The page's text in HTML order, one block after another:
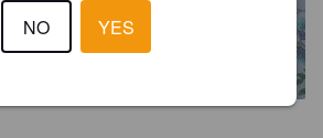
TRIPLE
France.
NO YES